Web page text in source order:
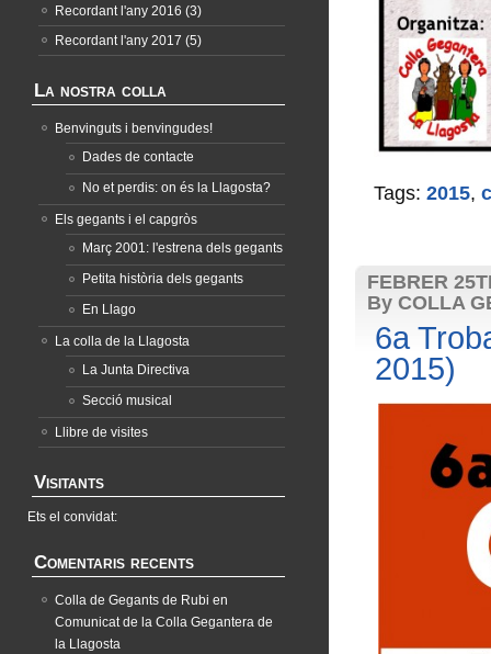
Tags: 2015,
FEBRER
By COLLA
6a
2015)
Recordant l'any 2016 (3)
Recordant l'any 2017 (5)
La nostra colla
Benvinguts i benvingudes!
Dades de contacte
No et perdis: on és la Llagosta?
Els gegants i el capgròs
Març 2001: l'estrena dels gegants
Petita història dels gegants
En Llago
La colla de la Llagosta
La Junta Directiva
Secció musical
Llibre de visites
Visitants
Ets el convidat:
Comentaris recents
Colla de Gegants de Rubi en
Comunicat de la Colla Gegantera de
la Llagosta